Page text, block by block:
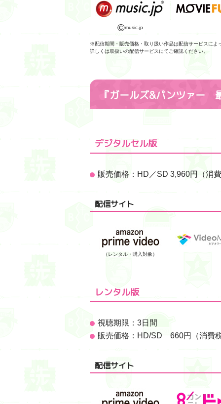
©music.jp
※配信期間・販売価格・取り扱い作品は配信サービスによ
詳しくは取扱いの配信サービスにてご確認ください。
『ガールズ&パンツァー
デジタルセル版
販売価格：HD／SD 3,960円（消
配信サイト
（レンタル・購入対象）
レンタル版
視聴期限：3日間
販売価格：HD/SD 660円（消費
配信サイト